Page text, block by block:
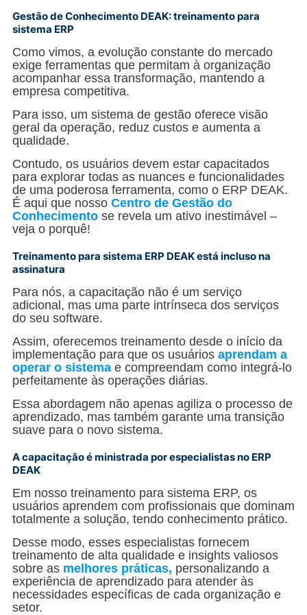
Gestão de Conhecimento DEAK: treinamento para
sistema ERP
Como vimos, a evolução constante do mercado
exige ferramentas que permitam à organização
acompanhar essa transformação, mantendo a
empresa competitiva.
Para isso, um sistema de gestão oferece visão
geral da operação, reduz custos e aumenta a
qualidade.
Contudo, os usuários devem estar capacitados
para explorar todas as nuances e funcionalidades
de uma poderosa ferramenta, como o ERP DEAK.
É aqui que nosso Centro de Gestão do
Conhecimento se revela um ativo inestimável –
veja o porquê!
Treinamento para sistema ERP DEAK está incluso na
assinatura
Para nós, a capacitação não é um serviço
adicional, mas uma parte intrínseca dos serviços
do seu software.
Assim, oferecemos treinamento desde o início da
implementação para que os usuários aprendam a
operar o sistema e compreendam como integrá-lo
perfeitamente às operações diárias.
Essa abordagem não apenas agiliza o processo de
aprendizado, mas também garante uma transição
suave para o novo sistema.
A capacitação é ministrada por especialistas no ERP
DEAK
Em nosso treinamento para sistema ERP, os
usuários aprendem com profissionais que dominam
totalmente a solução, tendo conhecimento prático.
Desse modo, esses especialistas fornecem
treinamento de alta qualidade e insights valiosos
sobre as melhores práticas, personalizando a
experiência de aprendizado para atender às
necessidades específicas de cada organização e
setor.